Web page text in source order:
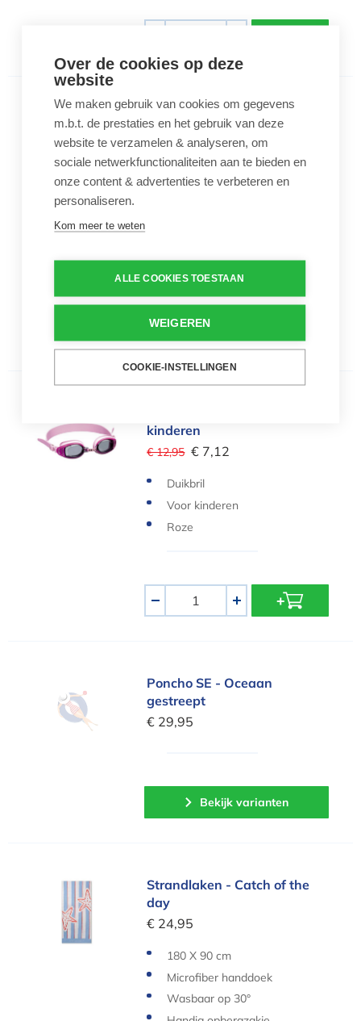
Aantal
Poncho Mykonos Blauw KindPoncho Mykonos Blauw Kind
€ 65,00
Poncho uit badstof
Steunt de Ocean Cleanup
Aantal
- +
kinderen
€ 12,95 € 7,12
Duikbril
Voor kinderen
Roze
+
Poncho SE - Oceaan gestreept
Poncho SE - Oceaan
gestreept
€ 29,95
Bekijk varianten
Strandlaken - Catch of the day
Strandlaken - Catch of the
day
€ 24,95
180 X 90 cm
Microfiber handdoek
Wasbaar op 30°
Over de cookies op deze
website
We maken gebruik van cookies om gegevens
m.b.t. de prestaties en het gebruik van deze
website te verzamelen & analyseren, om
sociale netwerkfunctionaliteiten aan te bieden en
onze content & advertenties te verbeteren en
personaliseren.
Kom meer te weten
ALLE COOKIES TOESTAAN
WEIGEREN
COOKIE-INSTELLINGEN